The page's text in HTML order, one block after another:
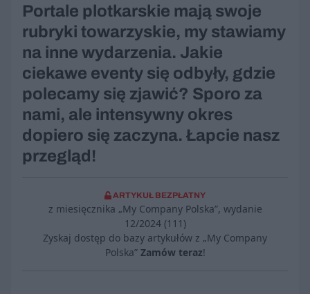
Portale plotkarskie mają swoje
rubryki towarzyskie, my stawiamy
na inne wydarzenia. Jakie
ciekawe eventy się odbyły, gdzie
polecamy się zjawić? Sporo za
nami, ale intensywny okres
dopiero się zaczyna. Łapcie nasz
przegląd!
ARTYKUŁ BEZPŁATNY
z miesięcznika „My Company Polska”, wydanie
12/2024 (111)
Zyskaj dostęp do bazy artykułów z „My Company
Polska” Zamów teraz!